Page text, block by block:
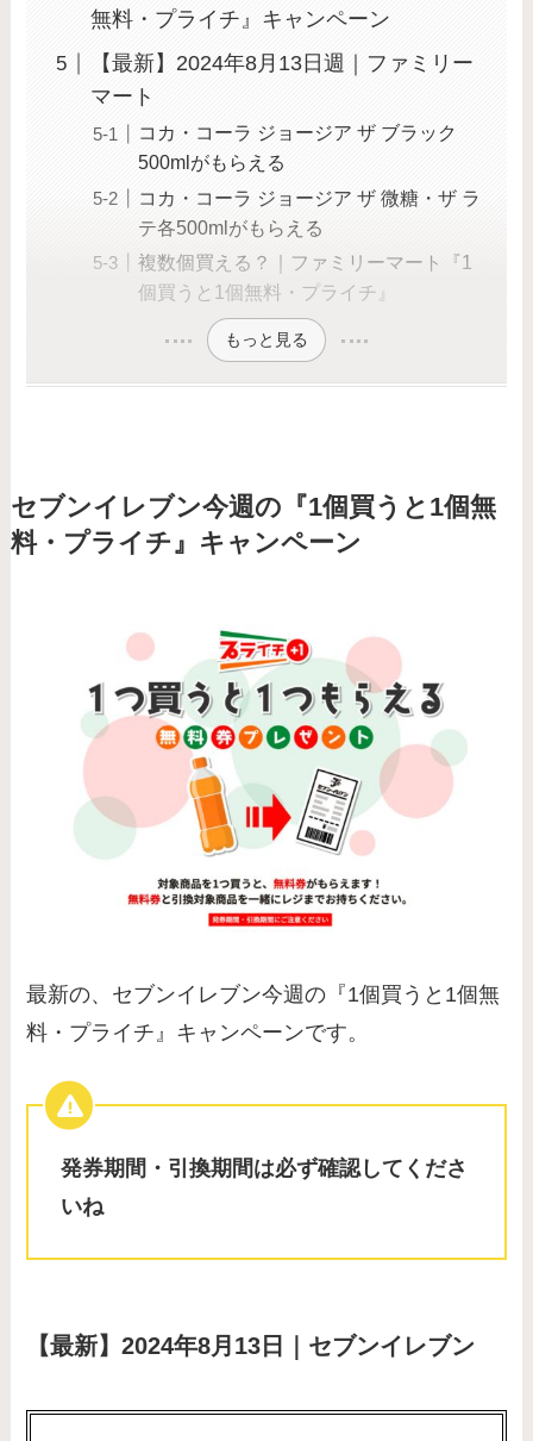
無料・プライチ』キャンペーン
【最新】2024年8月13日週｜ファミリー
マート
コカ・コーラ ジョージア ザ ブラック
500mlがもらえる
コカ・コーラ ジョージア ザ 微糖・ザ ラ
テ各500mlがもらえる
複数個買える？｜ファミリーマート『1
個買うと1個無料・プライチ』
もっと見る
セブンイレブン今週の『1個買うと1個無
料・プライチ』キャンペーン
最新の、セブンイレブン今週の『1個買うと1個無
料・プライチ』キャンペーンです。
発券期間・引換期間は必ず確認してくださ
いね
【最新】2024年8月13日｜セブンイレブン